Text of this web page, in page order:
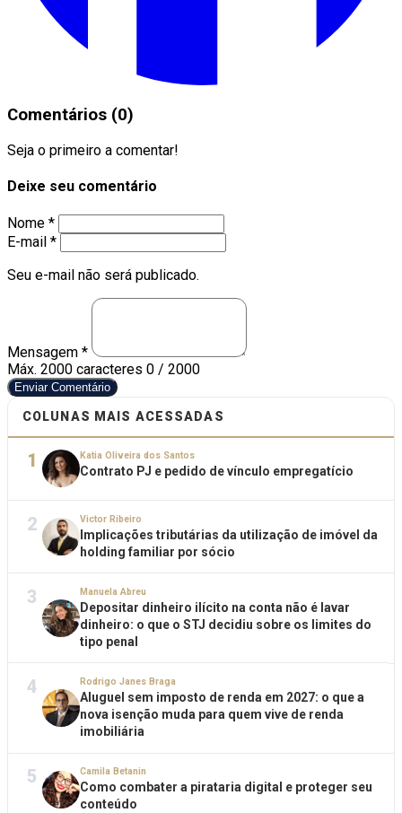
Comentários (0)
Seja o primeiro a comentar!
Deixe seu comentário
Nome *
E-mail *
Seu e-mail não será publicado.
Mensagem *
Máx. 2000 caracteres 0 / 2000
Enviar Comentário
COLUNAS MAIS ACESSADAS
1 Katia Oliveira dos Santos
Contrato PJ e pedido de vínculo empregatício
2 Victor Ribeiro
Implicações tributárias da utilização de imóvel da
holding familiar por sócio
3 Manuela Abreu
Depositar dinheiro ilícito na conta não é lavar
dinheiro: o que o STJ decidiu sobre os limites do
tipo penal
4 Rodrigo Janes Braga
Aluguel sem imposto de renda em 2027: o que a
nova isenção muda para quem vive de renda
imobiliária
5 Camila Betanin
Como combater a pirataria digital e proteger seu
conteúdo